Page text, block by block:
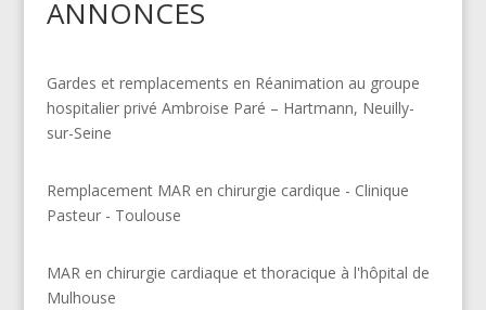
ANNONCES
Gardes et remplacements en Réanimation au groupe
hospitalier privé Ambroise Paré – Hartmann, Neuilly-
sur-Seine
Remplacement MAR en chirurgie cardique - Clinique
Pasteur - Toulouse
MAR en chirurgie cardiaque et thoracique à l'hôpital de
Mulhouse